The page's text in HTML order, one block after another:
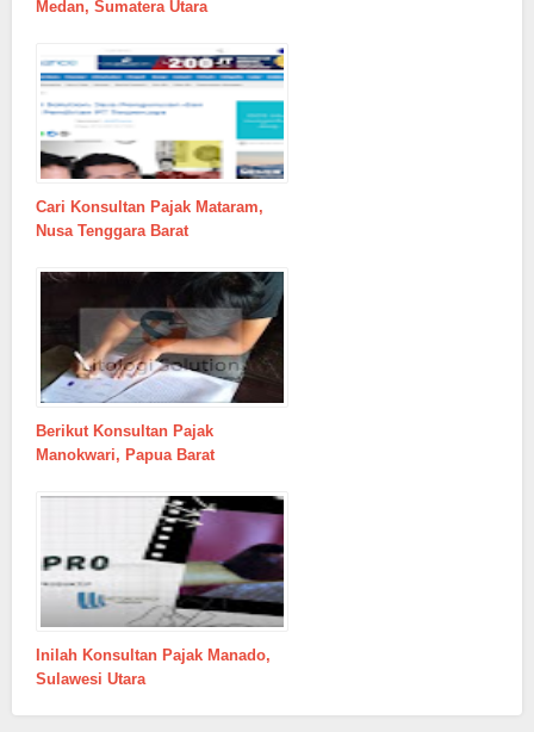
Medan, Sumatera Utara
Cari Konsultan Pajak Mataram,
Nusa Tenggara Barat
Berikut Konsultan Pajak
Manokwari, Papua Barat
Inilah Konsultan Pajak Manado,
Sulawesi Utara